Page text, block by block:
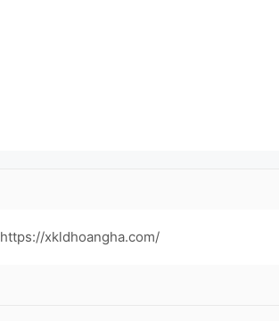
https://xkldhoangha.com/